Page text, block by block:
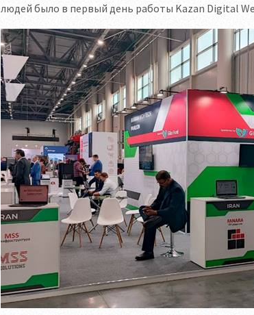
людей было в первый день работы Kazan Digital